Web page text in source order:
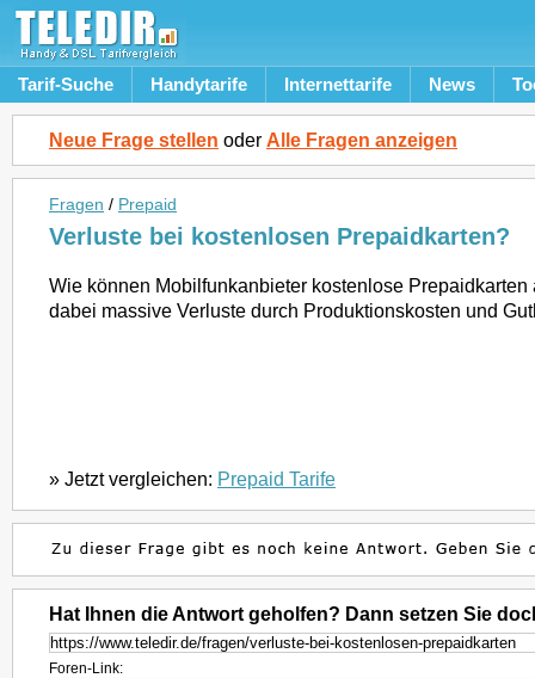
Tarif-Suche Handytarife Internettarife News
Neue Frage stellen oder Alle Fragen anzeigen
Fragen / Prepaid
Verluste bei kostenlosen Prepaidkarten?
Wie können Mobilfunkanbieter kostenlose Prepaidkarten
dabei massive Verluste durch Produktionskosten und
» Jetzt vergleichen: Prepaid Tarife
Hat Ihnen die Antwort geholfen? Dann setzen Sie
Foren-Link: